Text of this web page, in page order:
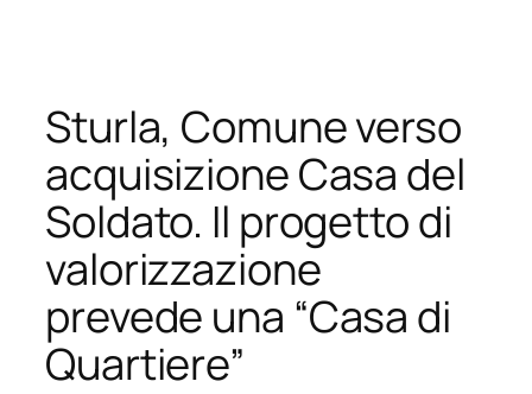
contenuto
Sturla, Comune verso
acquisizione Casa del
Soldato. Il progetto di
valorizzazione
prevede una “Casa di
Quartiere”